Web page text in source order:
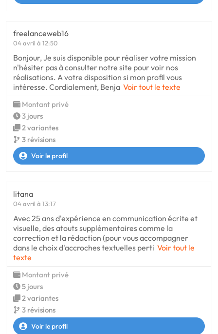
freelanceweb16
04 avril à 12:50
Bonjour, Je suis disponible pour réaliser votre mission
n'hésiter pas à consulter notre site pour voir nos
réalisations. A votre disposition si mon profil vous
intéresse. Cordialement, Benja Voir tout le texte
Montant privé
3 jours
2 variantes
3 révisions
Voir le profil
litana
04 avril à 13:17
Avec 25 ans d'expérience en communication écrite et
visuelle, des atouts supplémentaires comme la
correction et la rédaction (pour vous accompagner
dans le choix d'accroches textuelles perti Voir tout le
texte
Montant privé
5 jours
2 variantes
3 révisions
Voir le profil